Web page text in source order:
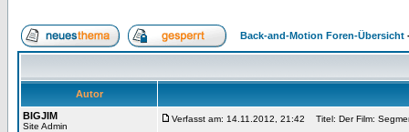
Back-and-Motion Foren-Übersicht
Autor
BIGJIM
Site Admin
Verfasst am: 14.11.2012, 21:42 Titel: Der Film: